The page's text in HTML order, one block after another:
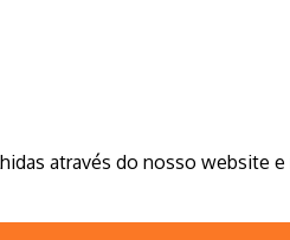
através do nosso website